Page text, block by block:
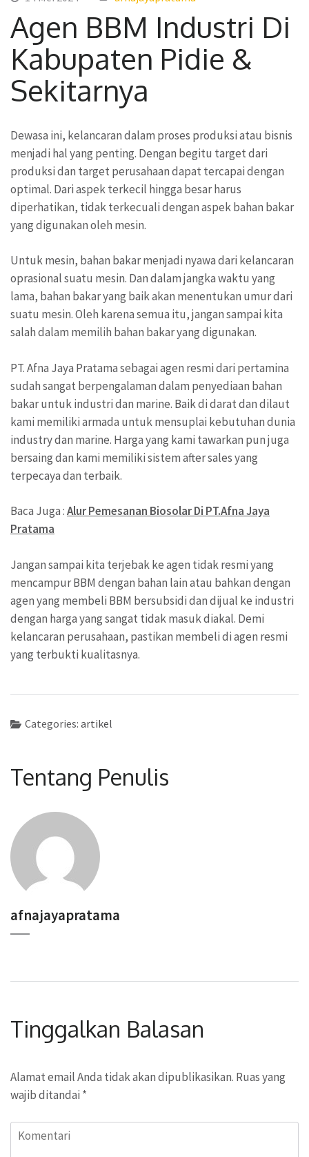
Agen BBM Industri Di
Kabupaten Pidie &
Sekitarnya
Dewasa ini, kelancaran dalam proses produksi atau bisnis
menjadi hal yang penting. Dengan begitu target dari
produksi dan target perusahaan dapat tercapai dengan
optimal. Dari aspek terkecil hingga besar harus
diperhatikan, tidak terkecuali dengan aspek bahan bakar
yang digunakan oleh mesin.
Untuk mesin, bahan bakar menjadi nyawa dari kelancaran
oprasional suatu mesin. Dan dalam jangka waktu yang
lama, bahan bakar yang baik akan menentukan umur dari
suatu mesin. Oleh karena semua itu, jangan sampai kita
salah dalam memilih bahan bakar yang digunakan.
PT. Afna Jaya Pratama sebagai agen resmi dari pertamina
sudah sangat berpengalaman dalam penyediaan bahan
bakar untuk industri dan marine. Baik di darat dan dilaut
kami memiliki armada untuk mensuplai kebutuhan dunia
industry dan marine. Harga yang kami tawarkan pun juga
bersaing dan kami memiliki sistem after sales yang
terpecaya dan terbaik.
Baca Juga :Alur Pemesanan Biosolar Di PT.Afna Jaya
Pratama
Jangan sampai kita terjebak ke agen tidak resmi yang
mencampur BBM dengan bahan lain atau bahkan dengan
agen yang membeli BBM bersubsidi dan dijual ke industri
dengan harga yang sangat tidak masuk diakal. Demi
kelancaran perusahaan, pastikan membeli di agen resmi
yang terbukti kualitasnya.
Categories: artikel
Tentang Penulis
afnajayapratama
Tinggalkan Balasan
Alamat email Anda tidak akan dipublikasikan. Ruas yang
wajib ditandai *
Komentari